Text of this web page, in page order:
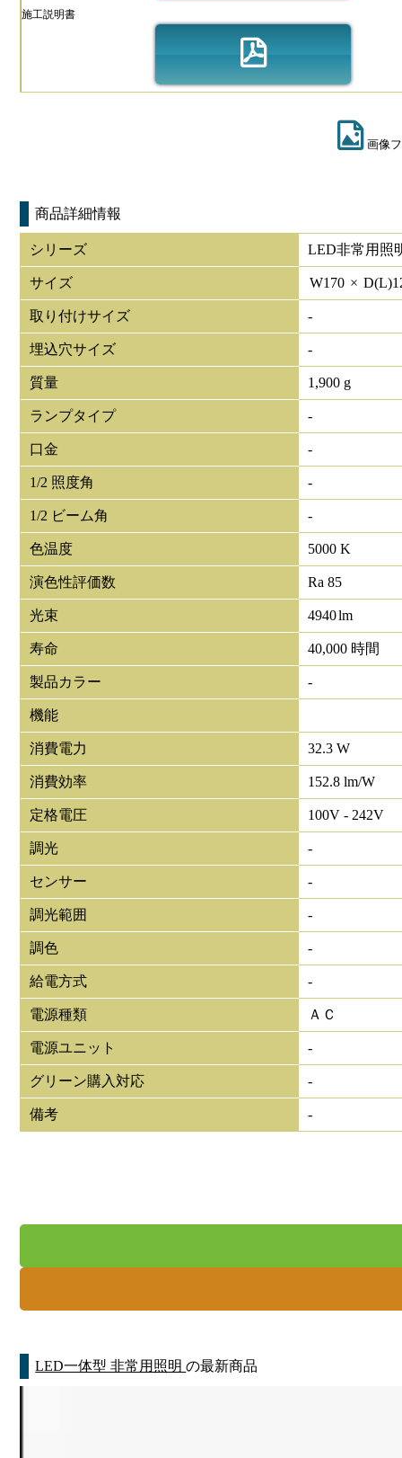
施工説明書
画像
商品詳細情報
シリーズ LED非常用照
サイズ W170 × D(L)
取り付けサイズ -
埋込穴サイズ -
質量 1,900 g
ランプタイプ -
口金 -
1/2 照度角 -
1/2 ビーム角 -
色温度 5000 K
演色性評価数 Ra 85
光束 4940lm
寿命 40,000 時間
製品カラー -
機能
消費電力 32.3 W
消費効率 152.8 lm/W
定格電圧 100V - 242V
調光 -
センサー -
調光範囲 -
調色 -
給電方式 -
電源種類 ＡＣ
電源ユニット -
グリーン購入対応 -
備考 -
LED一体型 非常用照明の最新商品